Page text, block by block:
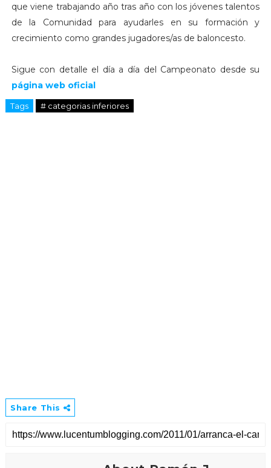
que viene trabajando año tras año con los jóvenes talentos
de la Comunidad para ayudarles en su formación y
crecimiento como grandes jugadores/as de baloncesto.
Sigue con detalle el día a día del Campeonato desde su
página web oficial
Tags # categorias inferiores
Share This